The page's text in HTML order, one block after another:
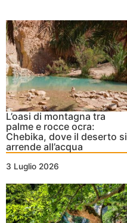
L’oasi di montagna tra
palme e rocce ocra:
Chebika, dove il deserto si
arrende all’acqua
3 Luglio 2026